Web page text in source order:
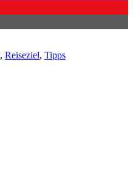
, Reiseziel, Tipps